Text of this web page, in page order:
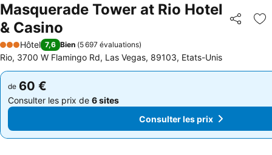
Masquerade Tower at Rio Hotel
& Casino
Partager
3 Étoiles
Hôtel 7,6 Bien (5 697 évaluations)
Rio, 3700 W Flamingo Rd, Las Vegas, 89103, Etats-Unis
de 60 €
Consulter les prix de 6 sites
Consulter les prix
de 60 €
Consulter les prix de 6 sites
Consulter les prix